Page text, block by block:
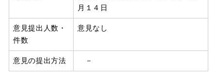
月１４日
意見提出人数・
件数
意見なし
意見の提出方法 －